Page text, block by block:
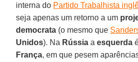
interna do Partido Trabalhista
seja apenas um retorno a um
democrata (o mesmo que
Unidos). Na Rússia aesquerda
França, em que pesem